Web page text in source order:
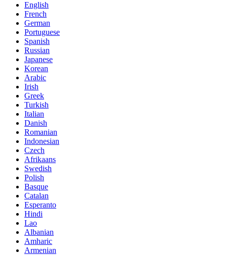
English
French
German
Portuguese
Spanish
Russian
Japanese
Korean
Arabic
Irish
Greek
Turkish
Italian
Danish
Romanian
Indonesian
Czech
Afrikaans
Swedish
Polish
Basque
Catalan
Esperanto
Hindi
Lao
Albanian
Amharic
Armenian